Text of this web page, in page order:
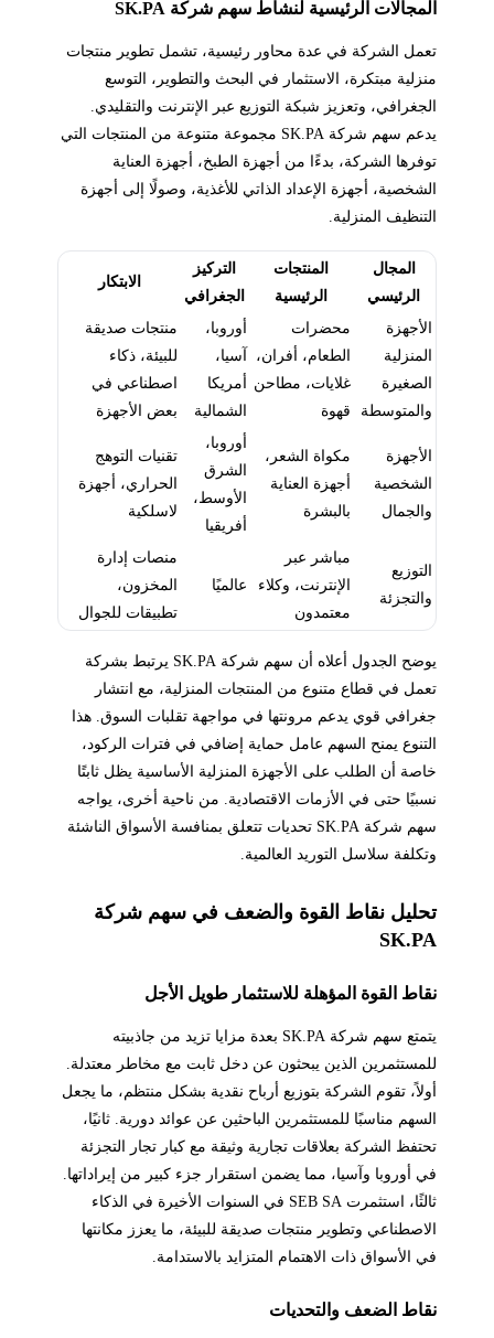
المجالات الرئيسية لنشاط سهم شركة SK.PA
تعمل الشركة في عدة محاور رئيسية، تشمل تطوير منتجات
منزلية مبتكرة، الاستثمار في البحث والتطوير، التوسع
الجغرافي، وتعزيز شبكة التوزيع عبر الإنترنت والتقليدي.
يدعم سهم شركة SK.PA مجموعة متنوعة من المنتجات التي
توفرها الشركة، بدءًا من أجهزة الطبخ، أجهزة العناية
الشخصية، أجهزة الإعداد الذاتي للأغذية، وصولًا إلى أجهزة
التنظيف المنزلية.
المجال
الرئيسي
المنتجات
الرئيسية
التركيز
الجغرافي
الابتكار
الأجهزة
المنزلية
الصغيرة
والمتوسطة
محضرات
الطعام، أفران،
غلايات، مطاحن
قهوة
أوروبا،
آسيا،
أمريكا
الشمالية
منتجات صديقة
للبيئة، ذكاء
اصطناعي في
بعض الأجهزة
الأجهزة
الشخصية
والجمال
مكواة الشعر،
أجهزة العناية
بالبشرة
أوروبا،
الشرق
الأوسط،
أفريقيا
تقنيات التوهج
الحراري، أجهزة
لاسلكية
التوزيع
والتجزئة
مباشر عبر
الإنترنت، وكلاء
معتمدون
عالميًا
منصات إدارة
المخزون،
تطبيقات للجوال
يوضح الجدول أعلاه أن سهم شركة SK.PA يرتبط بشركة
تعمل في قطاع متنوع من المنتجات المنزلية، مع انتشار
جغرافي قوي يدعم مرونتها في مواجهة تقلبات السوق. هذا
التنوع يمنح السهم عامل حماية إضافي في فترات الركود،
خاصة أن الطلب على الأجهزة المنزلية الأساسية يظل ثابتًا
نسبيًا حتى في الأزمات الاقتصادية. من ناحية أخرى، يواجه
سهم شركة SK.PA تحديات تتعلق بمنافسة الأسواق الناشئة
وتكلفة سلاسل التوريد العالمية.
تحليل نقاط القوة والضعف في سهم شركة
SK.PA
نقاط القوة المؤهلة للاستثمار طويل الأجل
يتمتع سهم شركة SK.PA بعدة مزايا تزيد من جاذبيته
للمستثمرين الذين يبحثون عن دخل ثابت مع مخاطر معتدلة.
أولاً، تقوم الشركة بتوزيع أرباح نقدية بشكل منتظم، ما يجعل
السهم مناسبًا للمستثمرين الباحثين عن عوائد دورية. ثانيًا،
تحتفظ الشركة بعلاقات تجارية وثيقة مع كبار تجار التجزئة
في أوروبا وآسيا، مما يضمن استقرار جزء كبير من إيراداتها.
ثالثًا، استثمرت SEB SA في السنوات الأخيرة في الذكاء
الاصطناعي وتطوير منتجات صديقة للبيئة، ما يعزز مكانتها
في الأسواق ذات الاهتمام المتزايد بالاستدامة.
نقاط الضعف والتحديات